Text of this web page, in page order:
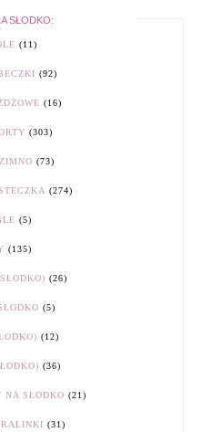
SŁODKO:
(11)
(92)
(16)
(303)
(73)
(274)
(5)
(135)
(26)
(5)
(12)
(36)
NA SŁODKO (21)
(31)